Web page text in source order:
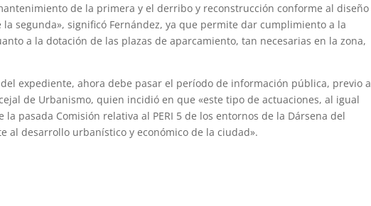
de la primera y el derribo y reconstrucción conforme al diseño
segunda», significó Fernández, ya que permite dar cumplimiento a la
a la dotación de las plazas de aparcamiento, tan necesarias en la zona,
expediente, ahora debe pasar el período de información pública, previo a
de Urbanismo, quien incidió en que «este tipo de actuaciones, al igual
pasada Comisión relativa al PERI 5 de los entornos de la Dársena del
al desarrollo urbanístico y económico de la ciudad».